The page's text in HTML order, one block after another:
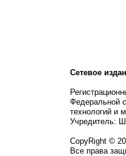
Сетевое
Федеральной
технологий и
Учредитель:
CopyRight ©
Все права